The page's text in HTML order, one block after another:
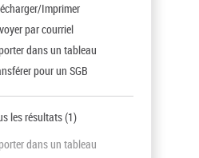
Imprimer
par courriel
dans un tableau
pour un SGB
les résultats(1)
dans un tableau